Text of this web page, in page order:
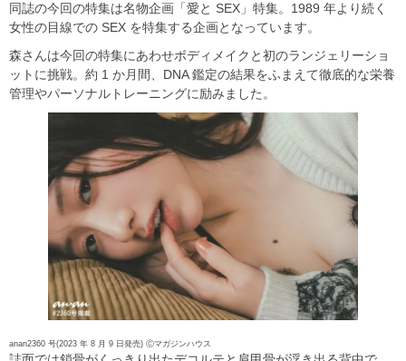
同誌の今回の特集は名物企画「愛と SEX」特集。1989 年より続く
女性の目線での SEX を特集する企画となっています。
森さんは今回の特集にあわせボディメイクと初のランジェリーショ
ットに挑戦。約 1 か月間、DNA 鑑定の結果をふまえて徹底的な栄養
管理やパーソナルトレーニングに励みました。
anan2360 号(2023 年 8 月 9 日発売) Ⓒマガジンハウス